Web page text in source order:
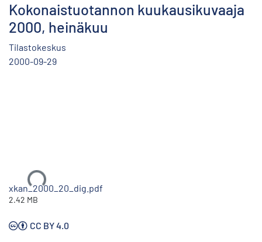
Kokonaistuotannon kuukausikuvaaja
2000, heinäkuu
Tilastokeskus
2000-09-29
Ladataan...
xkan_2000_20_dig.pdf
2.42 MB
CC BY 4.0